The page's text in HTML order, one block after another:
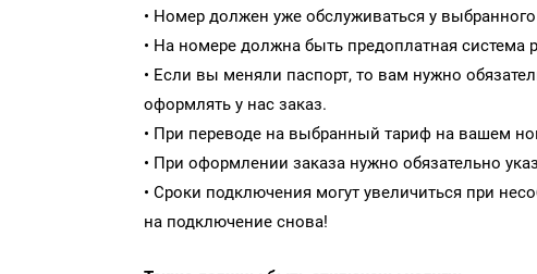
• Номер должен уже обслуживаться у
• На номере должна быть предоплатная система
• Если вы меняли паспорт, то вам нужно
оформлять у нас заказ.
• При переводе на выбранный тариф на вашем
• При оформлении заказа нужно обязательно
• Сроки подключения могут увеличиться при
на подключение снова!